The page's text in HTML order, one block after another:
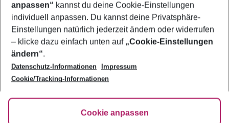
Footer
Footer navigation
Über uns
AGB
Bestpreisgarantie
Cookie-Einstellungen ändern
Cookie-Richtlinie
Agenturbetreuung
Barrierefreies Reisen
HanseMerkur Reiseversicherung
Folge uns
anpassen“ kannst du deine Cookie-Einstellungen
individuell anpassen. Du kannst deine Privatsphäre-
Einstellungen natürlich jederzeit ändern oder widerrufen
– klicke dazu einfach unten auf „Cookie-Einstellungen
ändern“.
Datenschutz-Informationen
Impressum
Cookie/Tracking-Informationen
Cookie anpassen